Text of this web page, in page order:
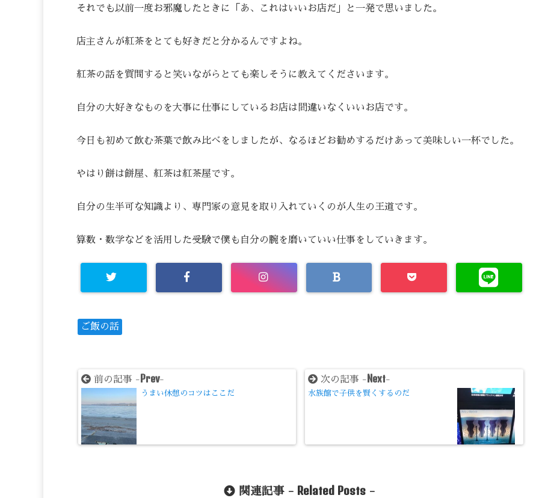
それでも以前一度お邪魔したときに「あ、これはいいお店だ」と一発で思いました。
店主さんが紅茶をとても好きだと分かるんですよね。
紅茶の話を質問すると笑いながらとても楽しそうに教えてくださいます。
自分の大好きなものを大事に仕事にしているお店は間違いなくいいお店です。
今日も初めて飲む茶葉で飲み比べをしましたが、なるほどお勧めするだけあって美味しい一杯でした。
やはり餅は餅屋、紅茶は紅茶屋です。
自分の生半可な知識より、専門家の意見を取り入れていくのが人生の王道です。
算数・数学などを活用した受験で僕も自分の腕を磨いていい仕事をしていきます。
ご飯の話
前の記事 - Prev-
うまい休憩のコツはここだ
次の記事 - Next-
水族館で子供を賢くするのだ
関連記事 - Related Posts-